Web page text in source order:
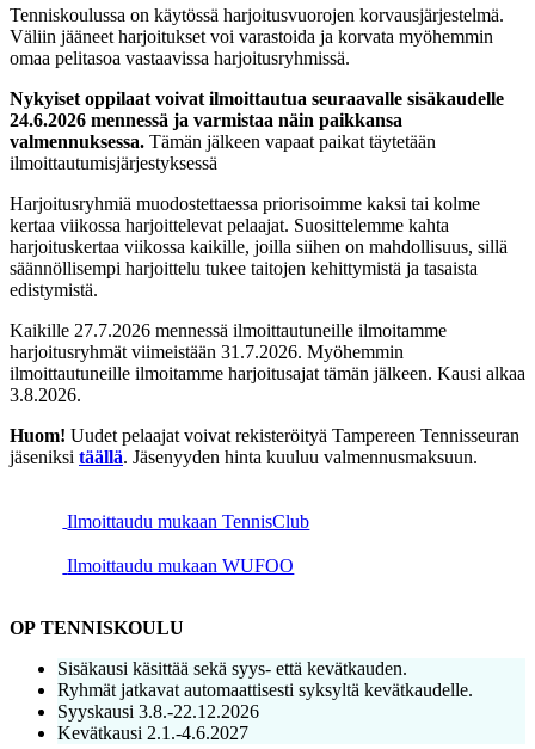
Tenniskoulussa on käytössä harjoitusvuorojen korvausjärjestelmä.
Väliin jääneet harjoitukset voi varastoida ja korvata myöhemmin
omaa pelitasoa vastaavissa harjoitusryhmissä.
Nykyiset oppilaat voivat ilmoittautua seuraavalle sisäkaudelle
24.6.2026 mennessä ja varmistaa näin paikkansa
valmennuksessa. Tämän jälkeen vapaat paikat täytetään
ilmoittautumisjärjestyksessä
Harjoitusryhmiä muodostettaessa priorisoimme kaksi tai kolme
kertaa viikossa harjoittelevat pelaajat. Suosittelemme kahta
harjoituskertaa viikossa kaikille, joilla siihen on mahdollisuus, sillä
säännöllisempi harjoittelu tukee taitojen kehittymistä ja tasaista
edistymistä.
Kaikille 27.7.2026 mennessä ilmoittautuneille ilmoitamme
harjoitusryhmät viimeistään 31.7.2026. Myöhemmin
ilmoittautuneille ilmoitamme harjoitusajat tämän jälkeen. Kausi alkaa
3.8.2026.
Huom! Uudet pelaajat voivat rekisteröityä Tampereen Tennisseuran
jäseniksi täällä. Jäsenyyden hinta kuuluu valmennusmaksuun.
Ilmoittaudu mukaan TennisClub
Ilmoittaudu mukaan WUFOO
OP TENNISKOULU
Sisäkausi käsittää sekä syys- että kevätkauden.
Ryhmät jatkavat automaattisesti syksyltä kevätkaudelle.
Syyskausi 3.8.-22.12.2026
Kevätkausi 2.1.-4.6.2027